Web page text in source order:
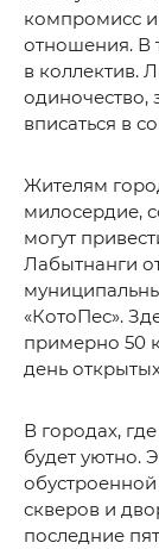
компромисс и
отношения. В
в коллектив.
одиночество,
вписаться в
Жителям
милосердие,
могут
Лабытнанги
«КотоПес».
примерно 50
день
В городах,
будет уютно.
скверов и
последние